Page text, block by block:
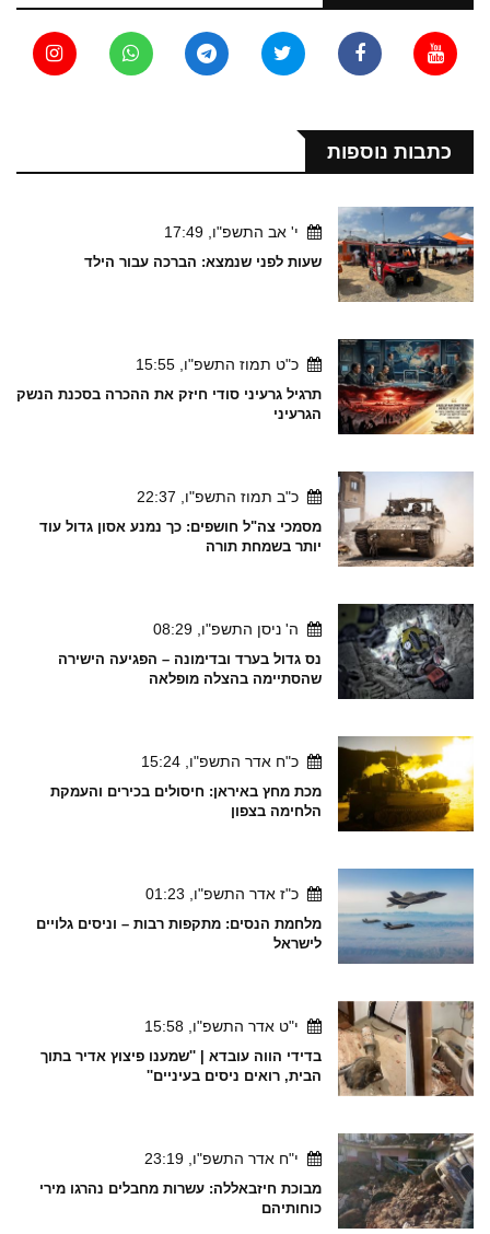
כתבות נוספות
י' אב התשפ"ו, 17:49
שעות לפני שנמצא: הברכה עבור הילד
כ"ט תמוז התשפ"ו, 15:55
תרגיל גרעיני סודי חיזק את ההכרה בסכנת הנשק
הגרעיני
כ"ב תמוז התשפ"ו, 22:37
מסמכי צה"ל חושפים: כך נמנע אסון גדול עוד
יותר בשמחת תורה
ה' ניסן התשפ"ו, 08:29
נס גדול בערד ובדימונה – הפגיעה הישירה
שהסתיימה בהצלה מופלאה
כ"ח אדר התשפ"ו, 15:24
מכת מחץ באיראן: חיסולים בכירים והעמקת
הלחימה בצפון
כ"ז אדר התשפ"ו, 01:23
מלחמת הנסים: מתקפות רבות – וניסים גלויים
לישראל
י"ט אדר התשפ"ו, 15:58
בדידי הווה עובדא | ''שמענו פיצוץ אדיר בתוך
הבית, רואים ניסים בעיניים''
י"ח אדר התשפ"ו, 23:19
מבוכת חיזבאללה: עשרות מחבלים נהרגו מירי
כוחותיהם